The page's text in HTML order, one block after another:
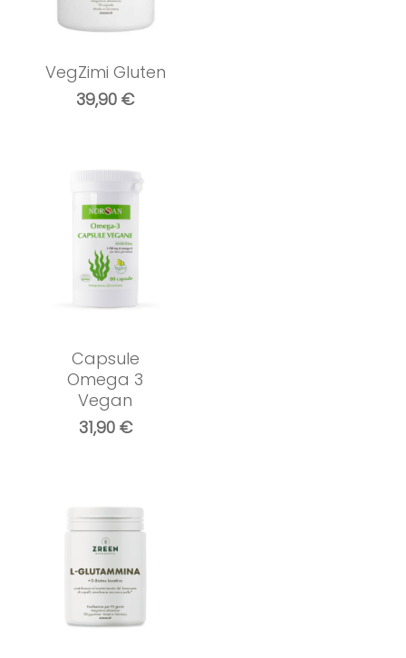
VegZimi Gluten
39,90€
Capsule
Omega 3
Vegan
31,90 €